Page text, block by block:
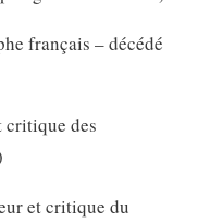
français – décédé
des
et critique du